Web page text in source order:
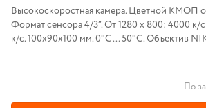
Высокоскоростная камера. Цветной КМОП
Формат сенсора 4/3”. От 1280 x 800: 4000 к/
к/c. 100х90х100 мм. 0°С ... 50°С. Объектив
По